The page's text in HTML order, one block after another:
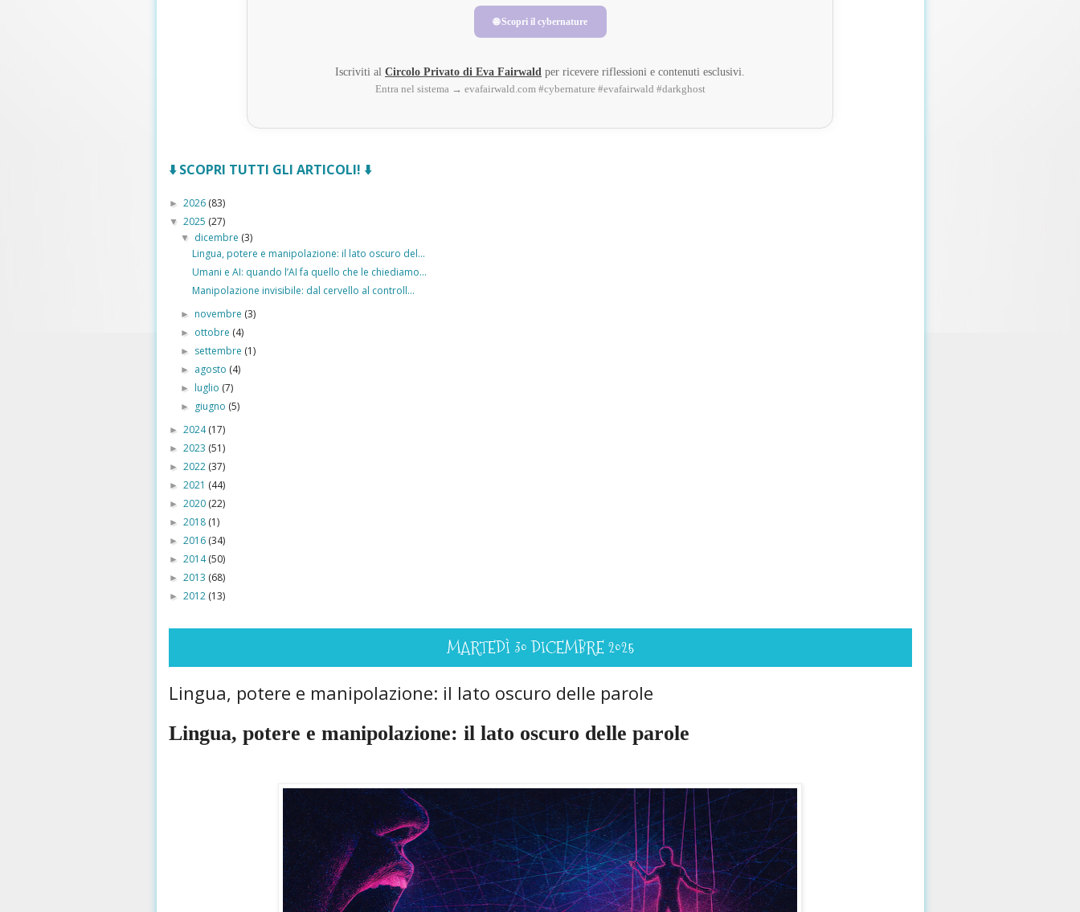
🌐 Scopri il cybernature
Iscriviti al Circolo Privato di Eva Fairwald per ricevere riflessioni e contenuti esclusivi.
Entra nel sistema → evafairwald.com #cybernature #evafairwald #darkghost
⬇️ SCOPRI TUTTI GLI ARTICOLI! ⬇️
► 2026 (83)
▼ 2025 (27)
▼ dicembre (3)
Lingua, potere e manipolazione: il lato oscuro del...
Umani e AI: quando l’AI fa quello che le chiediamo...
Manipolazione invisibile: dal cervello al controll...
► novembre (3)
► ottobre (4)
► settembre (1)
► agosto (4)
► luglio (7)
► giugno (5)
► 2024(17)
► 2023 (51)
► 2022 (37)
► 2021 (44)
► 2020 (22)
► 2018 (1)
► 2016 (34)
► 2014(50)
► 2013 (68)
► 2012 (13)
MARTEDÌ 30 DICEMBRE 2025
Lingua, potere e manipolazione: il lato oscuro delle parole
Lingua, potere e manipolazione: il lato oscuro delle parole